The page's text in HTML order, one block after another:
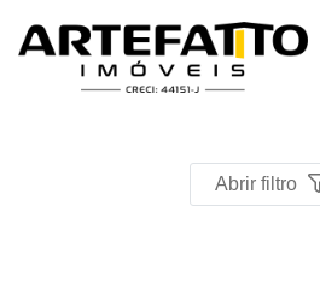
Home / Imóveis à venda /
Abrir filtro